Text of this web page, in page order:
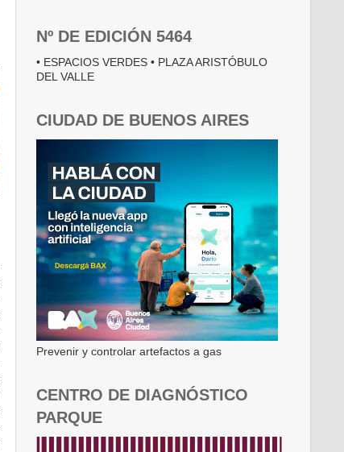
Nº DE EDICIÓN 5464
• ESPACIOS VERDES • PLAZA ARISTÓBULO
DEL VALLE
CIUDAD DE BUENOS AIRES
Prevenir y controlar artefactos a gas
CENTRO DE DIAGNÓSTICO
PARQUE